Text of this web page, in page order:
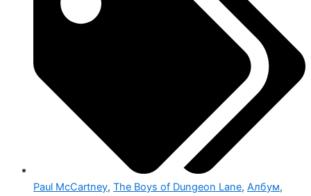
Paul McCartney, The Boys of Dungeon Lane, Албум,